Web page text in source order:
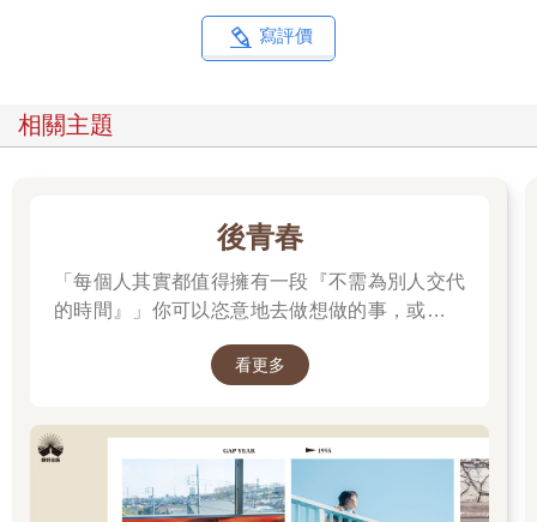
寫評價
相關主題
後青春
「每個人其實都值得擁有一段『不需為別人交代
的時間』」你可以恣意地去做想做的事，或是什
看更多